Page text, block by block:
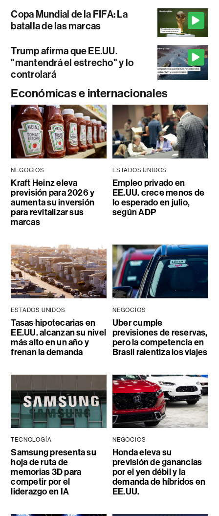
Copa Mundial de la FIFA: La
batalla de las marcas
Trump afirma que EE.UU.
"mantendrá el estrecho" y lo
controlará
Económicas e internacionales
NEGOCIOS
Kraft Heinz eleva
previsión para 2026 y
aumenta su inversión
para revitalizar sus
marcas
ESTADOS UNIDOS
Empleo privado en
EE.UU. crece menos de
lo esperado en julio,
según ADP
ESTADOS UNIDOS
Tasas hipotecarias en
EE.UU. alcanzan su nivel
más alto en un año y
frenan la demanda
NEGOCIOS
Uber cumple
previsiones de reservas,
pero la competencia en
Brasil ralentiza los viajes
TECNOLOGÍA
Samsung presenta su
hoja de ruta de
memorias 3D para
competir por el
liderazgo en IA
NEGOCIOS
Honda eleva su
previsión de ganancias
por el yen débil y la
demanda de híbridos en
EE.UU.